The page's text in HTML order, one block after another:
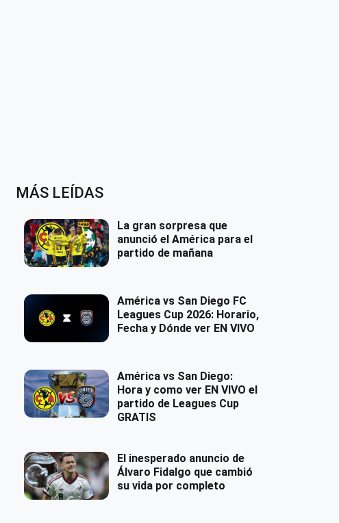
MÁS LEÍDAS
La gran sorpresa que
anunció el América para el
partido de mañana
América vs San Diego FC
Leagues Cup 2026: Horario,
Fecha y Dónde ver EN VIVO
América vs San Diego:
Hora y como ver EN VIVO el
partido de Leagues Cup
GRATIS
El inesperado anuncio de
Álvaro Fidalgo que cambió
su vida por completo